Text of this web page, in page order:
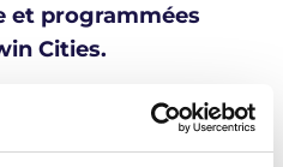
et programmées
Cities.
a officiellement
Life Couriers, et à